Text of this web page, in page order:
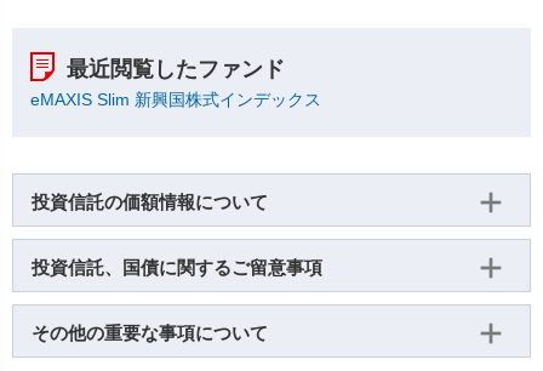
最近閲覧したファンド
eMAXIS Slim 新興国株式インデックス
投資信託の価額情報について
投資信託、国債に関するご留意事項
その他の重要な事項について